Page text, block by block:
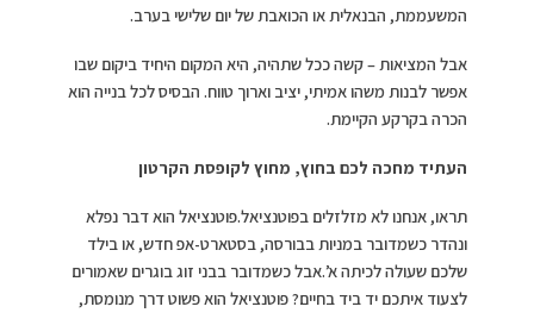
המשעממת, הבנאלית או הכואבת של יום שלישי בערב.
אבל המציאות – קשה ככל שתהיה, היא המקום היחיד ביקום שבו
אפשר לבנות משהו אמיתי, יציב וארוך טווח. הבסיס לכל בנייה הוא
הכרה בקרקע הקיימת.
העתיד מחכה לכם בחוץ, מחוץ לקופסת הקרטון
תראו, אנחנו לא מזלזלים בפוטנציאל.פוטנציאל הוא דבר נפלא
ונהדר כשמדובר במניות בבורסה, בסטארט-אפ חדש, או בילד
שלכם שעולה לכיתה א’.אבל כשמדובר בבני זוג בוגרים שאמורים
לצעוד איתכם יד ביד בחיים? פוטנציאל הוא פשוט דרך מנומסת,